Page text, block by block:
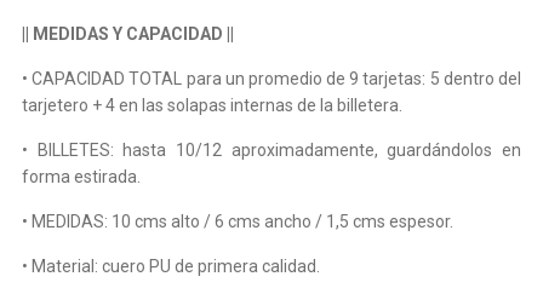
|| MEDIDAS Y CAPACIDAD ||
• CAPACIDAD TOTAL para un promedio de 9 tarjetas: 5 dentro del
tarjetero + 4 en las solapas internas de la billetera.
• BILLETES: hasta 10/12 aproximadamente, guardándolos en
forma estirada.
• MEDIDAS: 10 cms alto / 6 cms ancho / 1,5 cms espesor.
• Material: cuero PU de primera calidad.